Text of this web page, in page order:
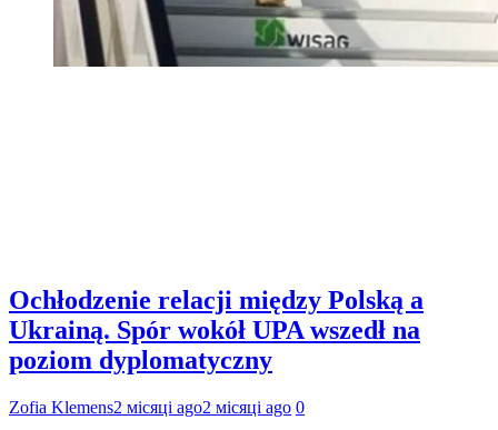
Ochłodzenie relacji między Polską a
Ukrainą. Spór wokół UPA wszedł na
poziom dyplomatyczny
Zofia Klemens2 місяці ago2 місяці ago 0